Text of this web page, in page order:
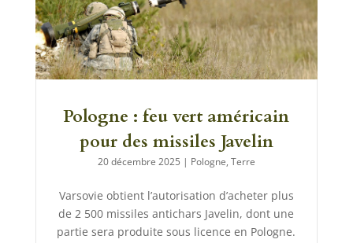
Pologne : feu vert américain
pour des missiles Javelin
20 décembre 2025 | Pologne, Terre
Varsovie obtient l’autorisation d’acheter plus
de 2 500 missiles antichars Javelin, dont une
partie sera produite sous licence en Pologne.